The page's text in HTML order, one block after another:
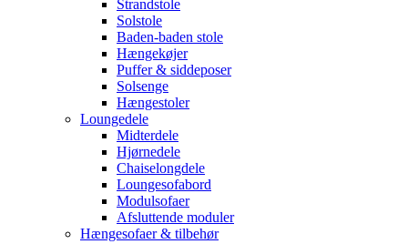
Strandstole
Solstole
Baden-baden stole
Hængekøjer
Puffer & siddeposer
Solsenge
Hængestoler
Loungedele
Midterdele
Hjørnedele
Chaiselongdele
Loungesofabord
Modulsofaer
Afsluttende moduler
Hængesofaer & tilbehør